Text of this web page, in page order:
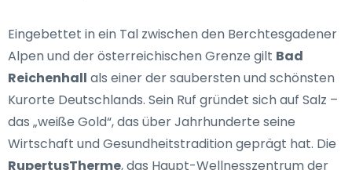
Eingebettet in ein Tal zwischen den Berchtesgadener
Alpen und der österreichischen Grenze gilt Bad
Reichenhall als einer der saubersten und schönsten
Kurorte Deutschlands. Sein Ruf gründet sich auf Salz –
das „weiße Gold“, das über Jahrhunderte seine
Wirtschaft und Gesundheitstradition geprägt hat. Die
RupertusTherme, das Haupt-Wellnesszentrum der